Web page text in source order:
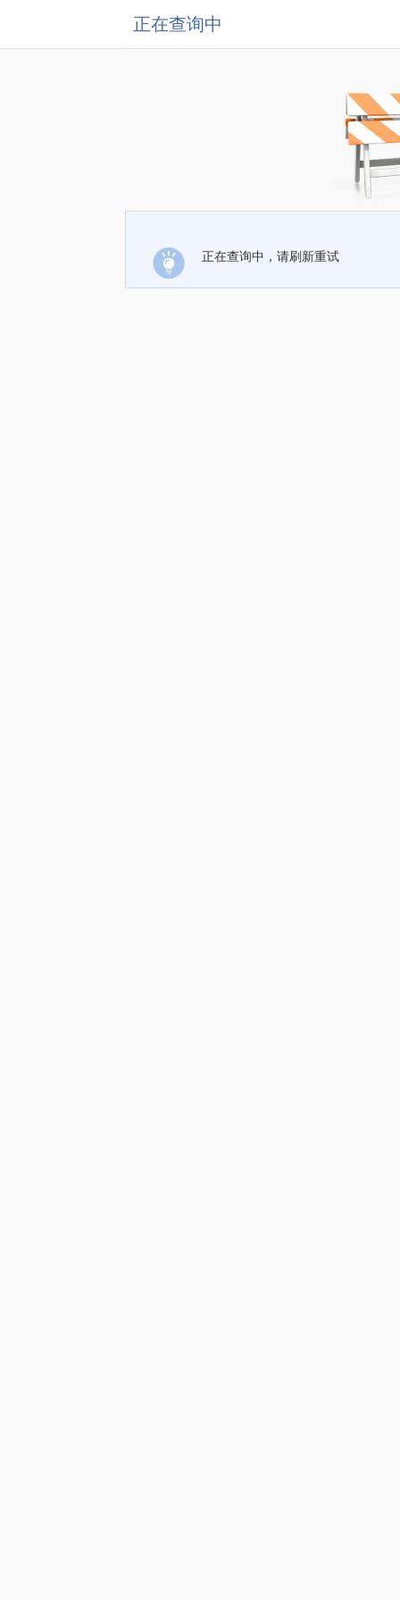
正在查询中
正在查询中，请刷新重试